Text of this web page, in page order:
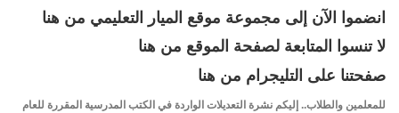
انضموا الآن إلى مجموعة موقع الميار التعليمي من هنا
لا تنسوا المتابعة لصفحة الموقع من هنا
صفحتنا على التليجرام من هنا
للمعلمين والطلاب.. إليكم نشرة التعديلات الواردة في الكتب المدرسية المقررة للعام